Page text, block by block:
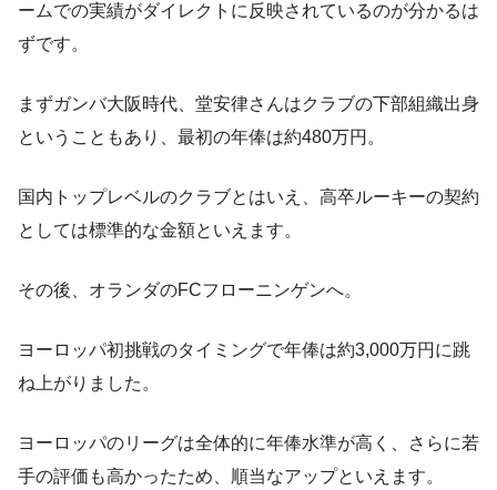
ームでの実績がダイレクトに反映されているのが分かるは
ずです。
まずガンバ大阪時代、堂安律さんはクラブの下部組織出身
ということもあり、最初の年俸は約480万円。
国内トップレベルのクラブとはいえ、高卒ルーキーの契約
としては標準的な金額といえます。
その後、オランダのFCフローニンゲンへ。
ヨーロッパ初挑戦のタイミングで年俸は約3,000万円に跳
ね上がりました。
ヨーロッパのリーグは全体的に年俸水準が高く、さらに若
手の評価も高かったため、順当なアップといえます。